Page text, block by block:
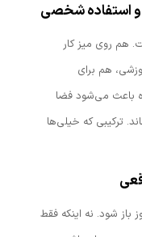
استفاده شخصی
هم روی میز کار
هم برای
باعث می‌شود فضا
ترکیبی که خیلی‌ها
باز شود. نه اینکه فقط